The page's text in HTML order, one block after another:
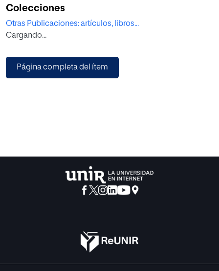
estructura y el contenido de los documentos legales que
regulan el uso de estas redes sociales, identificando las
formas en que se manifiestan el control corporativo y las
describe cómo, mediante el uso de un lenguaje técnico y a
veces ambiguo, estas plataformas delimitan sus
Colecciones
Otras Publicaciones: artículos, libros...
Cargando...
Página completa del ítem